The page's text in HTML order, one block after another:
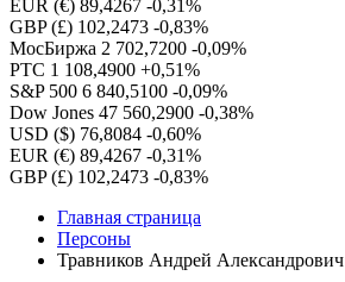
EUR (€) 89,4267 -0,31%
GBP (£) 102,2473 -0,83%
МосБиржа 2 702,7200 -0,09%
РТС 1 108,4900 +0,51%
S&P 500 6 840,5100 -0,09%
Dow Jones 47 560,2900 -0,38%
USD ($) 76,8084 -0,60%
EUR (€) 89,4267 -0,31%
GBP (£) 102,2473 -0,83%
Главная страница
Персоны
Травников Андрей Александрович